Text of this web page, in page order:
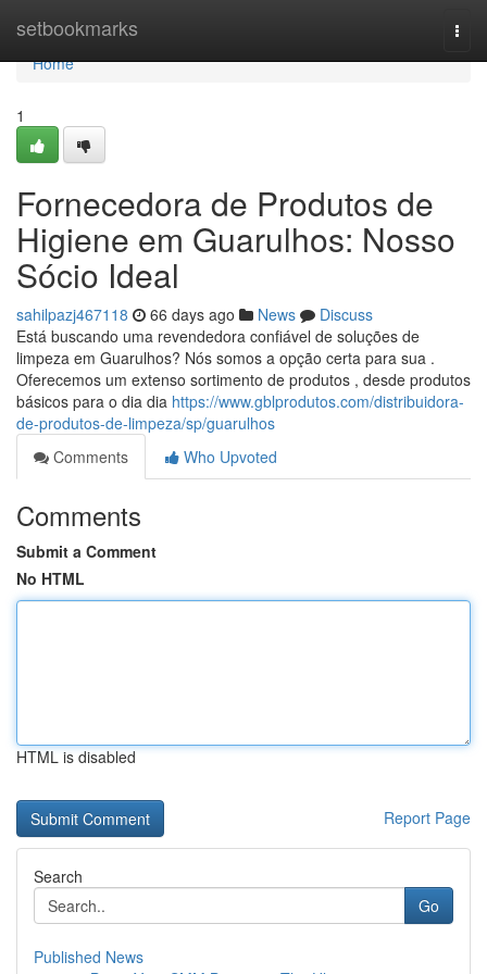
setbookmarks
Home
Home
1
Fornecedora de Produtos de
Higiene em Guarulhos: Nosso
Sócio Ideal
sahilpazj467118 66 days ago News
Discuss
Está buscando uma revendedora confiável de soluções de
limpeza em Guarulhos? Nós somos a opção certa para sua .
Oferecemos um extenso sortimento de produtos , desde produtos
básicos para o dia dia https://www.gblprodutos.com/distribuidora-
de-produtos-de-limpeza/sp/guarulhos
Comments
Who Upvoted
Comments
Submit a Comment
No HTML
HTML is disabled
Report Page
Search
Go
Published News